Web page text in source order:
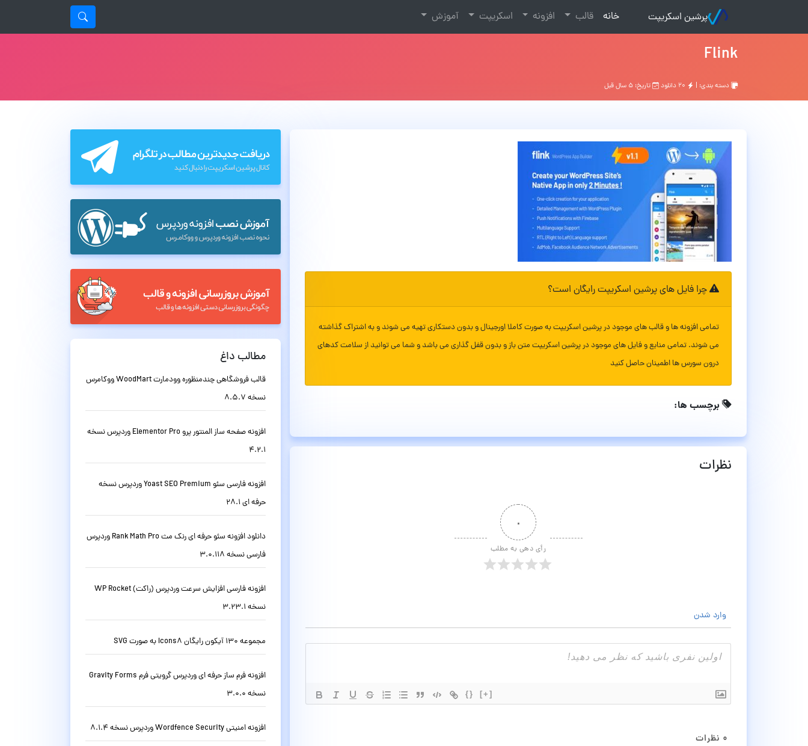
پرشین اسکریپت خانه
(current) قالب افزونه اسکریپت آموزش
Flink
دسته بندی: | تاریخ: ۵ سال قبل
چرا فایل های پرشین اسکریپت رایگان است؟
تمامی افزونه ها و قالب های موجود در پرشین اسکریپت به صورت کاملا اورجینال و بدون دستکاری تهیه می شوند و به اشتراک گذاشته
می شوند. تمامی منابع و فایل های موجود در پرشین اسکریپت متن باز و بدون قفل گذاری می باشد و شما می توانید از سلامت کدهای
درون سورس ها اطمینان حاصل کنید
برچسب ها:
نظرات
۰
رأی دهی به مطلب
وارد شدن
{} [+]
۰ نظرات
مطالب داغ
قالب فروشگاهی چندمنظوره وودمارت WoodMart ووکامرس
نسخه 8.5.7
افزونه صفحه ساز المنتور پرو Elementor Pro وردپرس نسخه
4.2.1
افزونه فارسی سئو Yoast SEO Premium وردپرس نسخه
حرفه ای 28.1
دانلود افزونه سئو حرفه ای رنک مث Rank Math Pro وردپرس
فارسی نسخه 3.0.118
افزونه فارسی افزایش سرعت وردپرس (راکت) WP Rocket
نسخه 3.23.1
مجموعه 130 آیکون رایگان Icons8 به صورت SVG
افزونه فرم ساز حرفه ای وردپرس گرویتی فرم Gravity Forms
نسخه 3.0.0
افزونه امنیتی Wordfence Security وردپرس نسخه 8.1.4